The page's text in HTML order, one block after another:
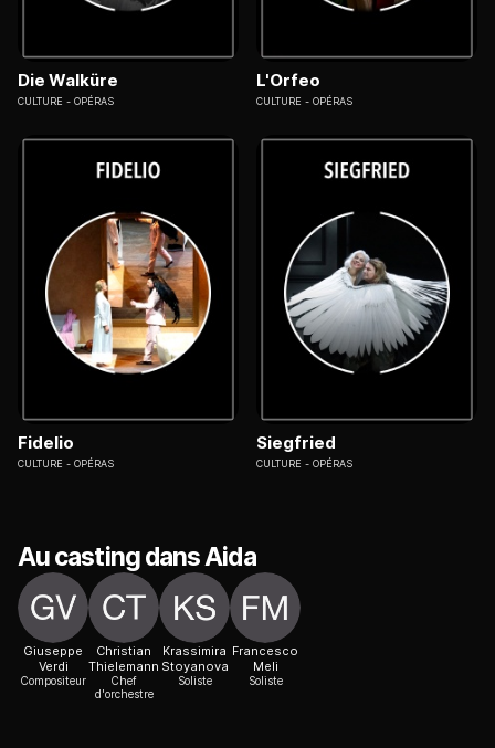
Die Walküre
CULTURE OPÉRAS
L'Orfeo
CULTURE OPÉRAS
Fidelio
CULTURE OPÉRAS
Siegfried
CULTURE OPÉRAS
Au casting dans Aida
Giuseppe
Verdi
Compositeur
Christian
Thielemann
Chef
d'orchestre
Krassimira
Stoyanova
Soliste
Francesco
Meli
Soliste